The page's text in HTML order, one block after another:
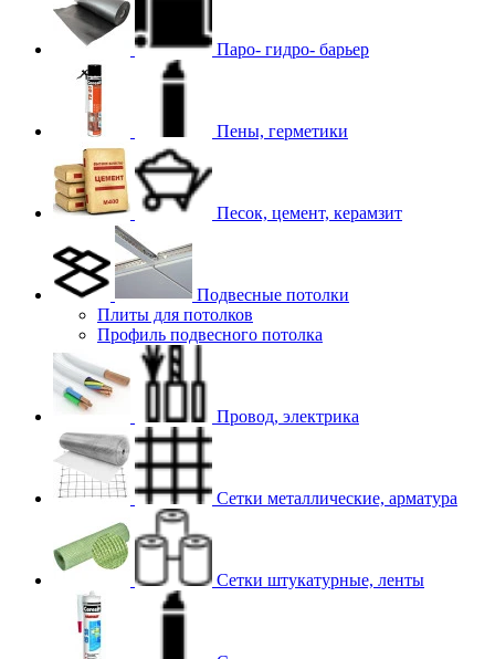
Паро- гидро- барьер
Пены, герметики
Песок, цемент, керамзит
Подвесные потолки
Плиты для потолков
Профиль подвесного потолка
Провод, электрика
Сетки металлические, арматура
Сетки штукатурные, ленты